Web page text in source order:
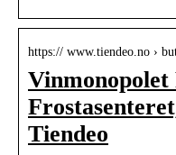
https:// www.tiendeo.no ›
Vinmonopolet
Tiendeo